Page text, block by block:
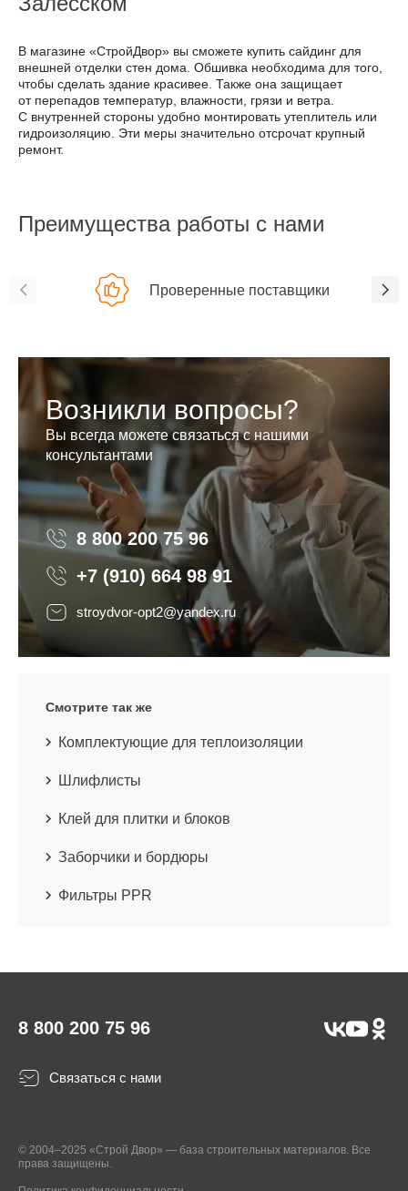
В магазине «СтройДвор» вы сможете купить сайдинг для
внешней отделки стен дома. Обшивка необходима для того,
чтобы сделать здание красивее. Также она защищает
от перепадов температур, влажности, грязи и ветра.
С внутренней стороны удобно монтировать утеплитель или
гидроизоляцию. Эти меры значительно отсрочат крупный
ремонт.
Преимущества работы с нами
Проверенные поставщики
Возникли вопросы?
Вы всегда можете связаться с нашими
консультантами
8 800 200 75 96 8 800 200 75 96
+7 (910) 664 98 91
stroydvor-opt2@yandex.ru
Смотрите так же
Комплектующие для теплоизоляции
Шлифлисты
Клей для плитки и блоков
Заборчики и бордюры
Фильтры PPR
8 800 200 75 96
Связаться с нами
© 2004–2025 «Строй Двор» — база строительных материалов. Все
права защищены.